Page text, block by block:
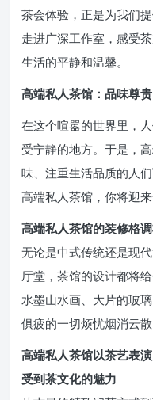
茶会体验，正是为我们
走进广深工作室，感受
生活的平静和温馨。
高端私人茶馆：品味尊
在这个喧嚣的世界里，
受宁静的地方。于是，
味、注重生活品质的人
高端私人茶馆，你将迎
高端私人茶馆的装修格
无论是中式传统还是现
厅堂，茶馆的设计都将
水墨山水画、大片的玻
俱疲的一切烦忧烟消云散
高端私人茶馆以茶艺表
受到茶文化的魅力